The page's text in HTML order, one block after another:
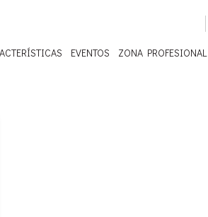
EVENTOS ZONA PROFESIONAL